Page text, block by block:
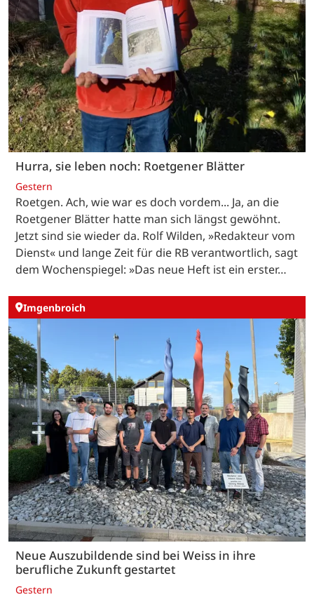
Hurra, sie leben noch: Roetgener Blätter
Gestern
Roetgen. Ach, wie war es doch vordem... Ja, an die
Roetgener Blätter hatte man sich längst gewöhnt.
Jetzt sind sie wieder da. Rolf Wilden, »Redakteur vom
Dienst« und lange Zeit für die RB verantwortlich, sagt
dem Wochenspiegel: »Das neue Heft ist ein erster…
Imgenbroich
Neue Auszubildende sind bei Weiss in ihre
berufliche Zukunft gestartet
Gestern